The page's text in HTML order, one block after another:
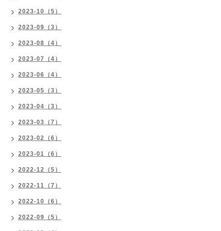
2023-10（5）
2023-09（3）
2023-08（4）
2023-07（4）
2023-06（4）
2023-05（3）
2023-04（3）
2023-03（7）
2023-02（6）
2023-01（6）
2022-12（5）
2022-11（7）
2022-10（6）
2022-09（5）